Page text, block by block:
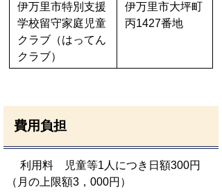
伊万里市特別支援
学校留守家庭児童
クラブ（はってん
クラブ）
伊万里市大坪町
丙1427番地
費用負担
利用料 児童等1人につき日額300円
（月の上限額3，000円）